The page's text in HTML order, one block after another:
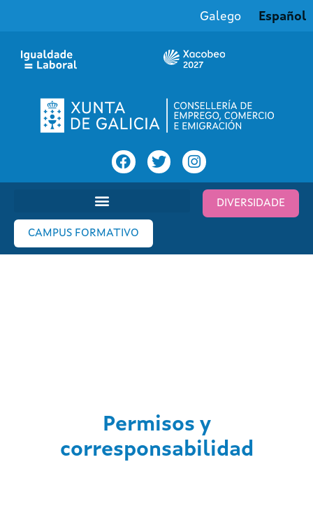
Galego Español
DIVERSIDADE
CAMPUS FORMATIVO
Permisos y
corresponsabilidad